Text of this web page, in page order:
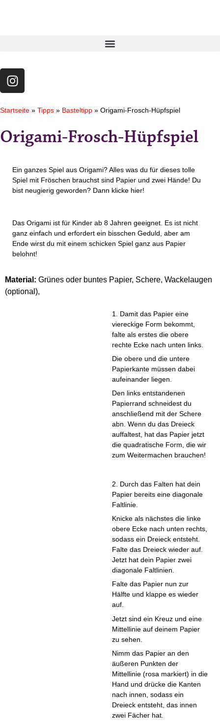
Startseite » Tipps » Basteltipp » Origami-Frosch-Hüpfspiel
Origami-Frosch-Hüpfspiel
Ein ganzes Spiel aus Origami? Alles was du für dieses tolle
Spiel mit Fröschen brauchst sind Papier und zwei Hände! Du
bist neugierig geworden? Dann klicke hier!
Das Origami ist für Kinder ab 8 Jahren geeignet. Es ist nicht
ganz einfach und erfordert ein bisschen Geduld, aber am
Ende wirst du mit einem schicken Spiel ganz aus Papier
belohnt!
Material: Grünes oder buntes Papier, Schere, Wackelaugen
(optional),
1. Damit das Papier eine
viereckige Form bekommt,
falte als erstes die obere
rechte Ecke nach unten links.
Die obere und die untere
Papierkante müssen dabei
aufeinander liegen.
Den links entstandenen
Papierrand schneidest du
anschließend mit der Schere
abn. Wenn du das Dreieck
auffaltest, hat das Papier jetzt
die quadratische Form, die wir
zum Weitermachen brauchen!
2. Durch das Falten hat dein
Papier bereits eine diagonale
Faltlinie.
Knicke als nächstes die linke
obere Ecke nach unten rechts,
sodass ein Dreieck entsteht.
Falte das Dreieck wieder auf.
Jetzt hat dein Papier zwei
diagonale Faltlinien.
Falte das Papier nun zur
Hälfte und klappe es wieder
auf.
Jetzt sind ein Kreuz und eine
Mittellinie auf deinem Papier
zu sehen.
Nimm das Papier an den
äußeren Punkten der
Mittellinie (rosa markiert) in die
Hand und drücke die Kanten
nach innen, sodass ein
Dreieck entsteht, das innen
zwei Fächer hat.